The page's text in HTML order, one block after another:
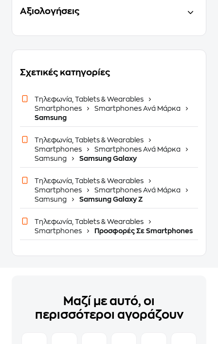
Αξιολογήσεις
Σχετικές κατηγορίες
Τηλεφωνία, Tablets & Wearables
Smartphones
Smartphones Ανά Μάρκα
Samsung
Τηλεφωνία, Tablets & Wearables
Smartphones
Smartphones Ανά Μάρκα
Samsung
Samsung Galaxy
Τηλεφωνία, Tablets & Wearables
Smartphones
Smartphones Ανά Μάρκα
Samsung
Samsung Galaxy Z
Τηλεφωνία, Tablets & Wearables
Smartphones
Προσφορές Σε Smartphones
Μαζί με αυτό, οι
περισσότεροι αγοράζουν